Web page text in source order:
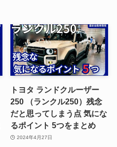
トヨタ ランドクルーザー
250 （ランクル250）残念
だと思ってしまう点 気にな
るポイント 5つをまとめ
2024年4月27日